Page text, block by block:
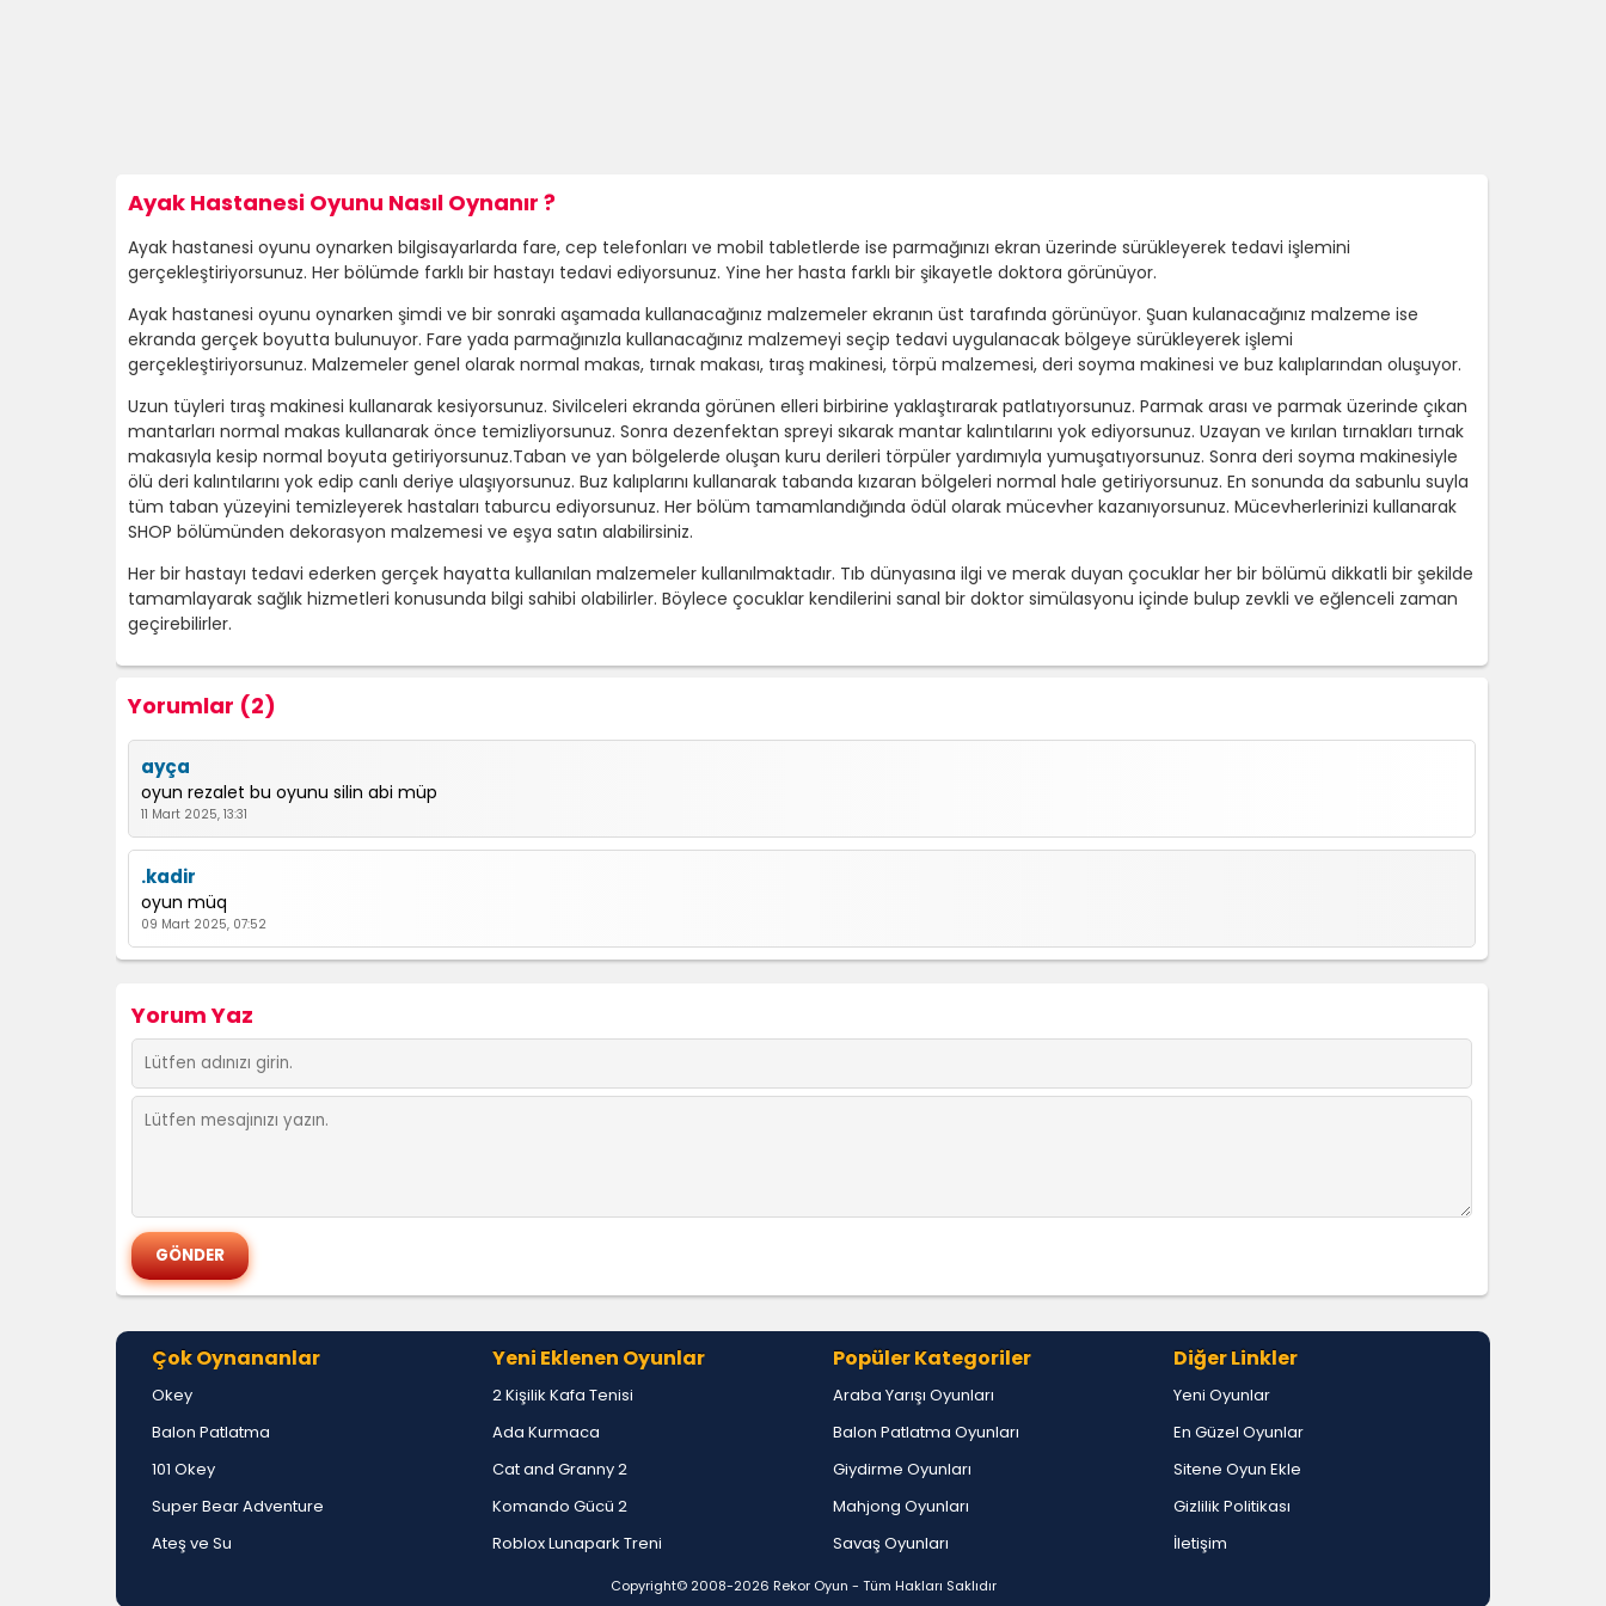
Ayak Hastanesi Oyunu Nasıl Oynanır ?
Ayak hastanesi oyunu oynarken bilgisayarlarda fare, cep telefonları ve mobil tabletlerde ise parmağınızı ekran üzerinde sürükleyerek tedavi işlemini
gerçekleştiriyorsunuz. Her bölümde farklı bir hastayı tedavi ediyorsunuz. Yine her hasta farklı bir şikayetle doktora görünüyor.
Ayak hastanesi oyunu oynarken şimdi ve bir sonraki aşamada kullanacağınız malzemeler ekranın üst tarafında görünüyor. Şuan kulanacağınız malzeme ise
ekranda gerçek boyutta bulunuyor. Fare yada parmağınızla kullanacağınız malzemeyi seçip tedavi uygulanacak bölgeye sürükleyerek işlemi
gerçekleştiriyorsunuz. Malzemeler genel olarak normal makas, tırnak makası, tıraş makinesi, törpü malzemesi, deri soyma makinesi ve buz kalıplarından oluşuyor.
Uzun tüyleri tıraş makinesi kullanarak kesiyorsunuz. Sivilceleri ekranda görünen elleri birbirine yaklaştırarak patlatıyorsunuz. Parmak arası ve parmak üzerinde çıkan
mantarları normal makas kullanarak önce temizliyorsunuz. Sonra dezenfektan spreyi sıkarak mantar kalıntılarını yok ediyorsunuz. Uzayan ve kırılan tırnakları tırnak
makasıyla kesip normal boyuta getiriyorsunuz.Taban ve yan bölgelerde oluşan kuru derileri törpüler yardımıyla yumuşatıyorsunuz. Sonra deri soyma makinesiyle
ölü deri kalıntılarını yok edip canlı deriye ulaşıyorsunuz. Buz kalıplarını kullanarak tabanda kızaran bölgeleri normal hale getiriyorsunuz. En sonunda da sabunlu suyla
tüm taban yüzeyini temizleyerek hastaları taburcu ediyorsunuz. Her bölüm tamamlandığında ödül olarak mücevher kazanıyorsunuz. Mücevherlerinizi kullanarak
SHOP bölümünden dekorasyon malzemesi ve eşya satın alabilirsiniz.
Her bir hastayı tedavi ederken gerçek hayatta kullanılan malzemeler kullanılmaktadır. Tıb dünyasına ilgi ve merak duyan çocuklar her bir bölümü dikkatli bir şekilde
tamamlayarak sağlık hizmetleri konusunda bilgi sahibi olabilirler. Böylece çocuklar kendilerini sanal bir doktor simülasyonu içinde bulup zevkli ve eğlenceli zaman
geçirebilirler.
Yorumlar (2)
ayça
oyun rezalet bu oyunu silin abi müp
11 Mart 2025, 13:31
.kadir
oyun müq
09 Mart 2025, 07:52
Yorum Yaz
Çok Oynananlar
Okey
Balon Patlatma
101 Okey
Super Bear Adventure
Ateş ve Su
Yeni Eklenen Oyunlar
2 Kişilik Kafa Tenisi
Ada Kurmaca
Cat and Granny 2
Komando Gücü 2
Roblox Lunapark Treni
Popüler Kategoriler
Araba Yarışı Oyunları
Balon Patlatma Oyunları
Giydirme Oyunları
Mahjong Oyunları
Savaş Oyunları
Diğer Linkler
Yeni Oyunlar
En Güzel Oyunlar
Sitene Oyun Ekle
Gizlilik Politikası
İletişim
Copyright© 2008-2026 Rekor Oyun - Tüm Hakları Saklıdır